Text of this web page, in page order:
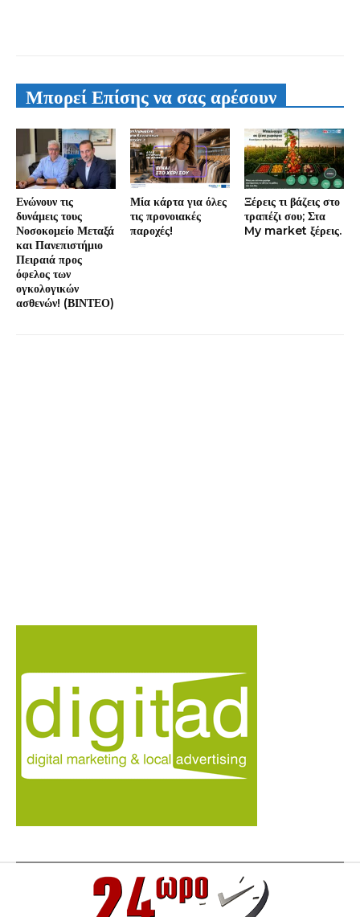
Μπορεί Επίσης να σας αρέσουν
Ενώνουν τις
δυνάμεις τους
Νοσοκομείο Μεταξά
και Πανεπιστήμιο
Πειραιά προς
όφελος των
ογκολογικών
ασθενών! (ΒΙΝΤΕΟ)
Μία κάρτα για όλες
τις προνοιακές
παροχές!
Ξέρεις τι βάζεις στο
τραπέζι σου; Στα
My market ξέρεις.